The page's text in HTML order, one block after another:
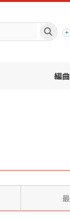
編